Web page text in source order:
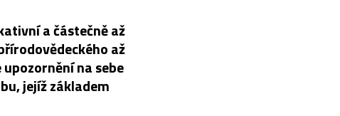
a částečně až
až
na sebe
jejíž základem